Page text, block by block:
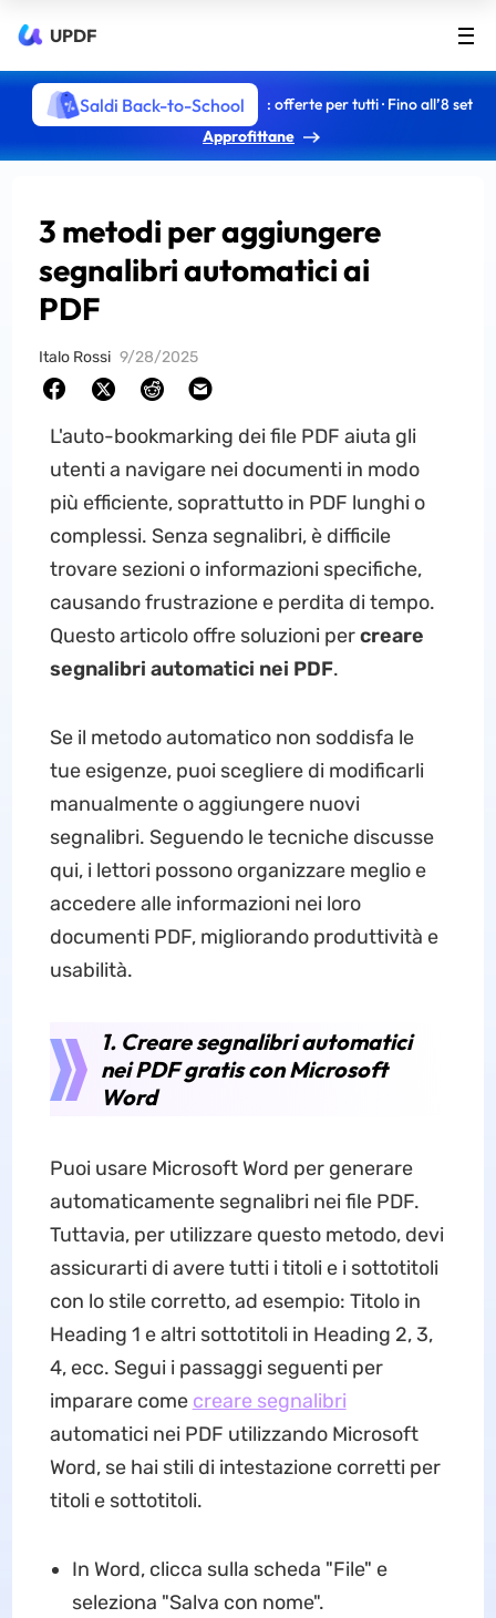
UPDF
Saldi Back-to-School
: offerte per tutti · Fino all’8 set
Approfittane
3 metodi per aggiungere
segnalibri automatici ai
PDF
Italo Rossi 9/28/2025
L'auto-bookmarking dei file PDF aiuta gli
utenti a navigare nei documenti in modo
più efficiente, soprattutto in PDF lunghi o
complessi. Senza segnalibri, è difficile
trovare sezioni o informazioni specifiche,
causando frustrazione e perdita di tempo.
Questo articolo offre soluzioni percreare
segnalibri automatici nei PDF.
Se il metodo automatico non soddisfa le
tue esigenze, puoi scegliere di modificarli
manualmente o aggiungere nuovi
segnalibri. Seguendo le tecniche discusse
qui, i lettori possono organizzare meglio e
accedere alle informazioni nei loro
documenti PDF, migliorando produttività e
usabilità.
1. Creare segnalibri automatici
nei PDF gratis con Microsoft
Word
Puoi usare Microsoft Word per generare
automaticamente segnalibri nei file PDF.
Tuttavia, per utilizzare questo metodo, devi
assicurarti di avere tutti i titoli e i sottotitoli
con lo stile corretto, ad esempio: Titolo in
Heading 1 e altri sottotitoli in Heading 2, 3,
4, ecc. Segui i passaggi seguenti per
imparare come creare segnalibri
automatici nei PDF utilizzando Microsoft
Word, se hai stili di intestazione corretti per
titoli e sottotitoli.
In Word, clicca sulla scheda "File" e
seleziona "Salva con nome".